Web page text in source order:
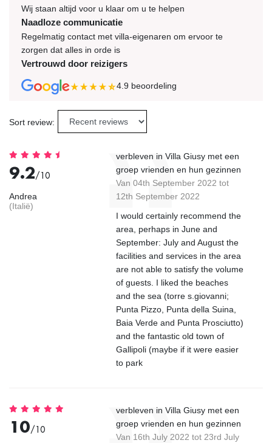
Wij staan altijd voor u klaar om u te helpen
Naadloze communicatie
Regelmatig contact met villa-eigenaren om ervoor te
zorgen dat alles in orde is
Vertrouwd door reizigers
4.9 beoordeling
Sort review:
9.2/10
Andrea
(Italië)
verbleven in Villa Giusy met een
groep vrienden en hun gezinnen
Van 04th September 2022 tot
12th September 2022
I would certainly recommend the
area, perhaps in June and
September: July and August the
facilities and services in the area
are not able to satisfy the volume
of guests. I liked the beaches
and the sea (torre s.giovanni;
Punta Pizzo, Punta della Suina,
Baia Verde and Punta Prosciutto)
and the fantastic old town of
Gallipoli (maybe if it were easier
to park
10/10
verbleven in Villa Giusy met een
groep vrienden en hun gezinnen
Van 16th July 2022 tot 23rd July